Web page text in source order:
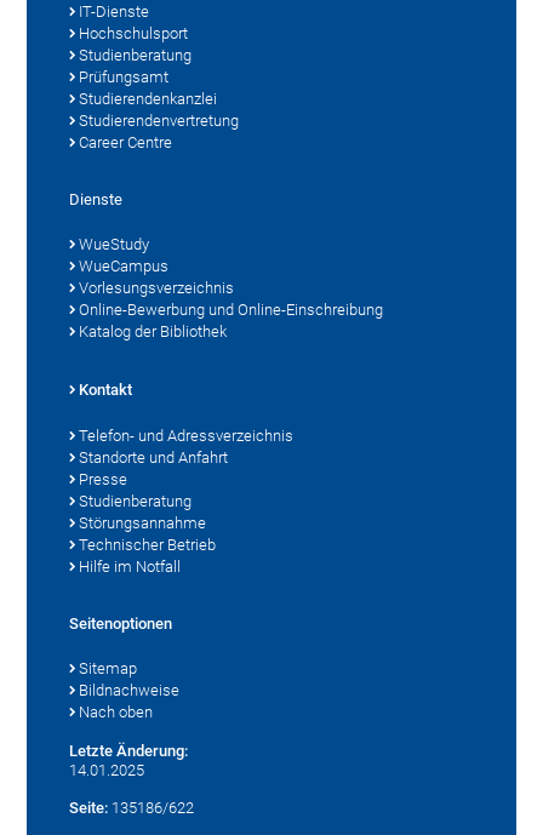
IT-Dienste
Hochschulsport
Studienberatung
Prüfungsamt
Studierendenkanzlei
Studierendenvertretung
Career Centre
Dienste
WueStudy
WueCampus
Vorlesungsverzeichnis
Online-Bewerbung und Online-Einschreibung
Katalog der Bibliothek
Kontakt
Telefon- und Adressverzeichnis
Standorte und Anfahrt
Presse
Studienberatung
Störungsannahme
Technischer Betrieb
Hilfe im Notfall
Seitenoptionen
Sitemap
Bildnachweise
Nach oben
Letzte Änderung:
14.01.2025
Seite: 135186/622